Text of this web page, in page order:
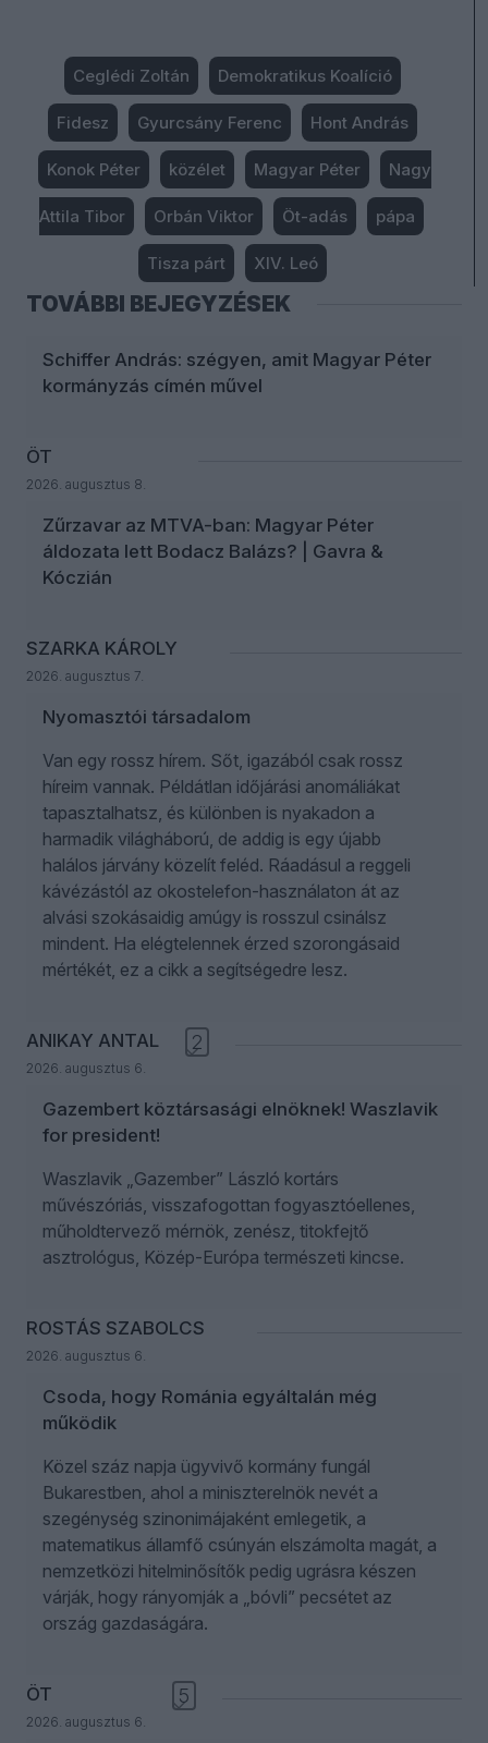
Ceglédi Zoltán Demokratikus Koalíció
Fidesz Gyurcsány Ferenc Hont András
Konok Péter közélet Magyar Péter Nagy
Attila Tibor Orbán Viktor Öt-adás pápa
Tisza párt XIV. Leó
TOVÁBBI BEJEGYZÉSEK
Schiffer András: szégyen, amit Magyar Péter
kormányzás címén művel
ÖT
2026. augusztus 8.
Zűrzavar az MTVA-ban: Magyar Péter
áldozata lett Bodacz Balázs? | Gavra &
Kóczián
SZARKA KÁROLY
2026. augusztus 7.
Nyomasztói társadalom
Van egy rossz hírem. Sőt, igazából csak rossz
híreim vannak. Példátlan időjárási anomáliákat
tapasztalhatsz, és különben is nyakadon a
harmadik világháború, de addig is egy újabb
halálos járvány közelít feléd. Ráadásul a reggeli
kávézástól az okostelefon-használaton át az
alvási szokásaidig amúgy is rosszul csinálsz
mindent. Ha elégtelennek érzed szorongásaid
mértékét, ez a cikk a segítségedre lesz.
ANIKAY ANTAL
2026. augusztus 6.
2
Gazembert köztársasági elnöknek! Waszlavik
for president!
Waszlavik „Gazember” László kortárs
művészóriás, visszafogottan fogyasztóellenes,
műholdtervező mérnök, zenész, titokfejtő
asztrológus, Közép-Európa természeti kincse.
ROSTÁS SZABOLCS
2026. augusztus 6.
Csoda, hogy Románia egyáltalán még
működik
Közel száz napja ügyvivő kormány fungál
Bukarestben, ahol a miniszterelnök nevét a
szegénység szinonimájaként emlegetik, a
matematikus államfő csúnyán elszámolta magát, a
nemzetközi hitelminősítők pedig ugrásra készen
várják, hogy rányomják a „bóvli” pecsétet az
ország gazdaságára.
ÖT
2026. augusztus 6.
5